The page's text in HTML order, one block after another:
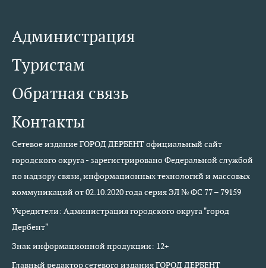
Администрация
Туристам
Обратная связь
Контакты
Сетевое издание ГОРОД ДЕРБЕНТ официальный сайт
городского округа - зарегистрировано Федеральной службой
по надзору связи, информационных технологий и массовых
коммуникаций от 02.10.2020 года серия ЭЛ № ФС 77 – 79159
Учредители: Администрация городского округа "город
Дербент"
Знак информационной продукции: 12+
Главный редактор сетевого издания ГОРОД ДЕРБЕНТ